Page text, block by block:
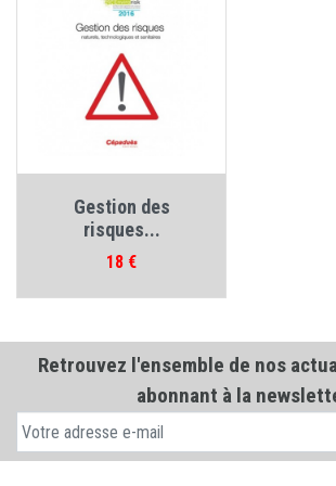
Gestion des
risques...
Prix
18 €
Retrouvez l'ensemble de nos
abonnant à la